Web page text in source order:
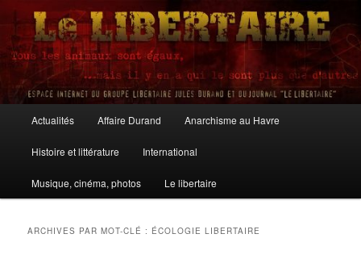
Aller
contenu
principal
Aller
contenu
secondaire
Le Libertaire
principal
Actualités Affaire Durand Anarchisme au Havre
Histoire et littérature International
Musique, cinéma, photos Le libertaire
ARCHIVES PAR MOT-CLÉ : ÉCOLOGIE LIBERTAIRE